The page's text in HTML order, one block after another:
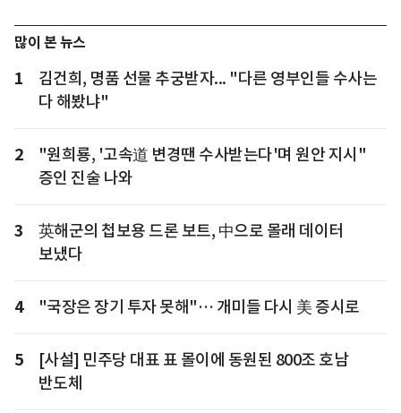
많이 본 뉴스
1
김건희, 명품 선물 추궁받자... "다른 영부인들 수사는
다 해봤냐"
2
"원희룡, '고속道 변경땐 수사받는다'며 원안 지시"
증인 진술 나와
3
英해군의 첩보용 드론 보트, 中으로 몰래 데이터
보냈다
4 "국장은 장기 투자 못해"… 개미들 다시 美 증시로
5
[사설] 민주당 대표 표 몰이에 동원된 800조 호남
반도체